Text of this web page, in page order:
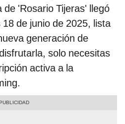
'Rosario Tijeras' llegó
de junio de 2025, lista
generación de
solo necesitas
activa a la